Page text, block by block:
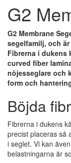
G2
G2 Membrane
segelfamilj, och
Fibrerna i dukens
curved fiber
nöjesseglare och
form och
Böjda
Fibrerna i dukens
precist placeras så
i seglet. Vi kan
belastningarna är